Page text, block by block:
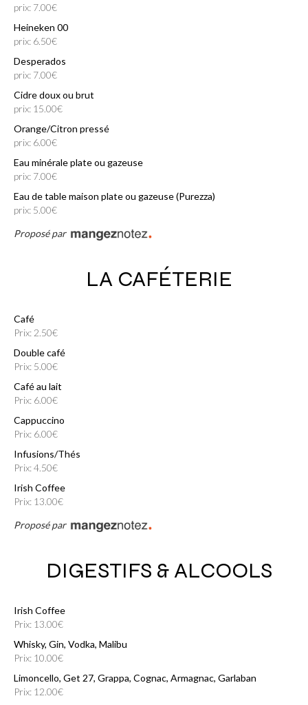
prix: 7.00€
Heineken 00
prix: 6.50€
Desperados
prix: 7.00€
Cidre doux ou brut
prix: 15.00€
Orange/Citron pressé
prix: 6.00€
Eau minérale plate ou gazeuse
prix: 7.00€
Eau de table maison plate ou gazeuse (Purezza)
prix: 5.00€
Proposé par
LA CAFÉTERIE
Café
Prix: 2.50€
Double café
Prix: 5.00€
Café au lait
Prix: 6.00€
Cappuccino
Prix: 6.00€
Infusions/Thés
Prix: 4.50€
Irish Coffee
Prix: 13.00€
Proposé par
DIGESTIFS & ALCOOLS
Irish Coffee
Prix: 13.00€
Whisky, Gin, Vodka, Malibu
Prix: 10.00€
Limoncello, Get 27, Grappa, Cognac, Armagnac, Garlaban
Prix: 12.00€